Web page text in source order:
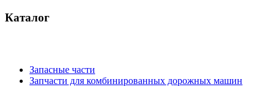
Каталог
Запасные части
Запчасти для комбинированных дорожных машин